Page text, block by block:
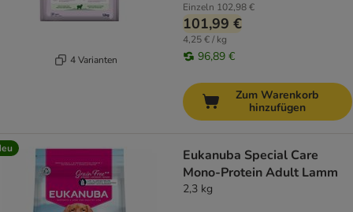
4 Varianten
Einzeln 102,98 €
101,99 €
4,25 € / kg
96,89 €
Zum Warenkorb
hinzufügen
Eukanuba Special Care
Mono-Protein Adult Lamm
2,3 kg